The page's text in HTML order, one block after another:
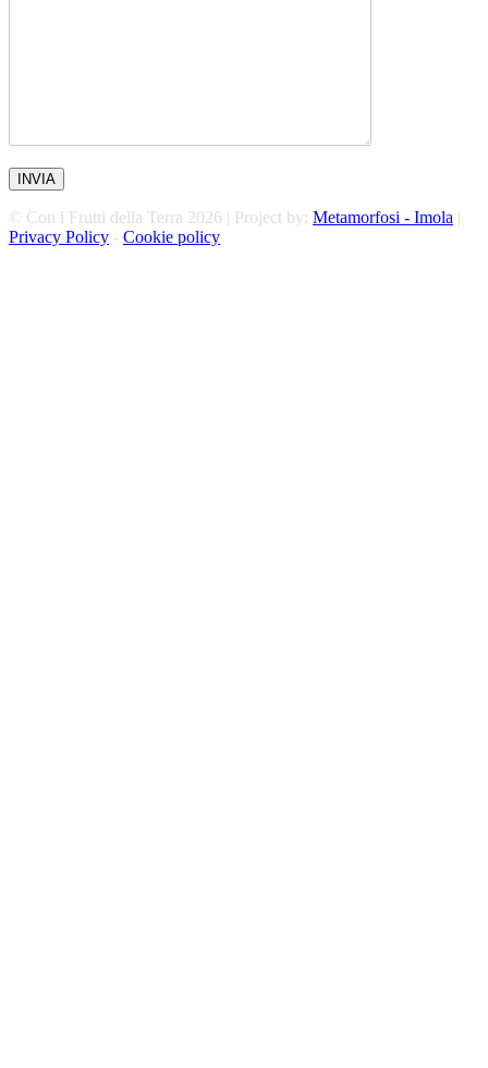
© Con i Frutti della Terra 2026 | Project by: Metamorfosi - Imola |
Privacy Policy - Cookie policy